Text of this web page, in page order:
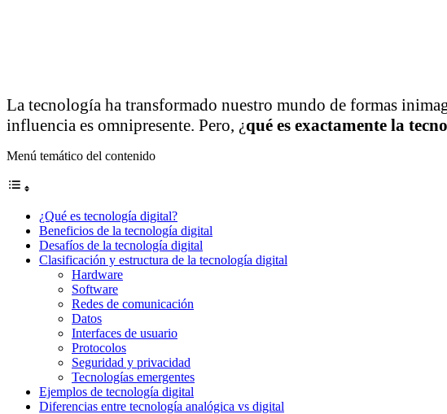
La tecnología ha transformado nuestro mundo de formas
influencia es omnipresente. Pero, ¿qué es exactamente la
Menú temático del contenido
¿Qué es tecnología digital?
Beneficios de la tecnología digital
Desafíos de la tecnología digital
Clasificación y estructura de la tecnología digital
Hardware
Software
Redes de comunicación
Datos
Interfaces de usuario
Protocolos
Seguridad y privacidad
Tecnologías emergentes
Ejemplos de tecnología digital
Diferencias entre tecnología analógica vs digital